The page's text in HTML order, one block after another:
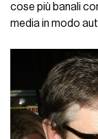
cose più banali
media in modo